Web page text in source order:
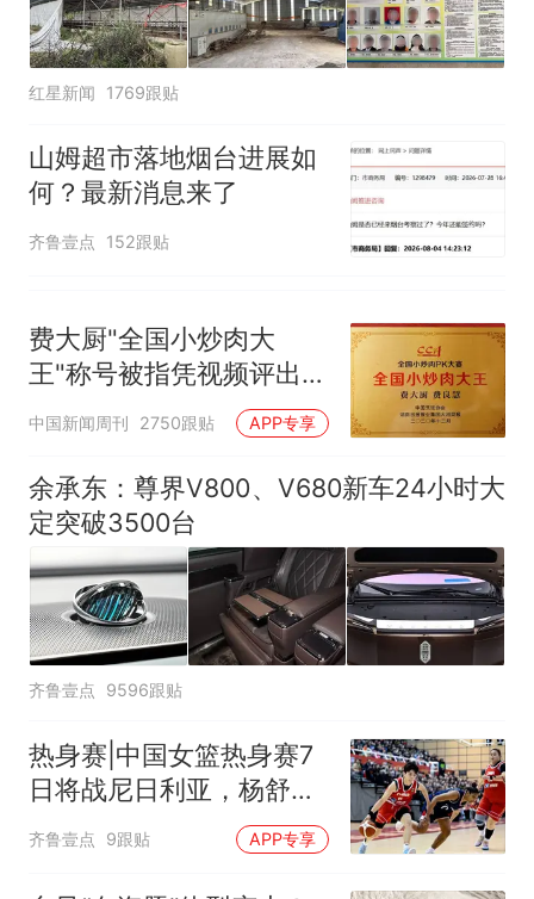
红星新闻 1769跟贴
山姆超市落地烟台进展如
何？最新消息来了
齐鲁壹点 152跟贴
费大厨"全国小炒肉大
王"称号被指凭视频评出
官方回应
中国新闻周刊 2750跟贴 APP专享
余承东：尊界V800、V680新车24小时大
定突破3500台
齐鲁壹点 9596跟贴
热身赛|中国女篮热身赛7
日将战尼日利亚，杨舒予
有望出战
齐鲁壹点 9跟贴 APP专享